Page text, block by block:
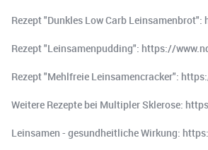
Rezept "Dunkles Low Carb
Rezept "Leinsamenpudding": https://
Rezept "Mehlfreie Leinsamencracker":
Weitere Rezepte bei Multipler Sklerose:
Leinsamen - gesundheitliche Wirkung: